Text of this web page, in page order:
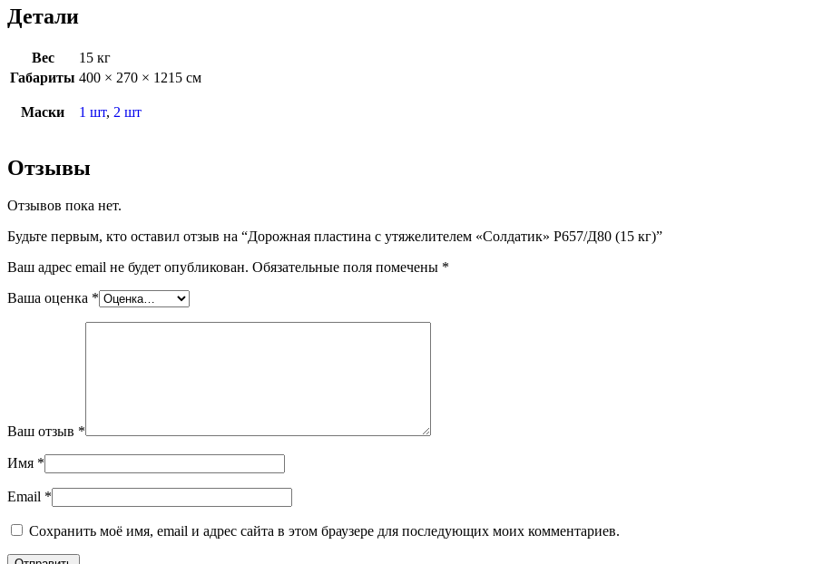
Детали
Вес
15 кг
Габариты 400 × 270 × 1215 см
Маски 1 шт, 2 шт
Отзывы
Отзывов пока нет.
Будьте первым, кто оставил отзыв на “Дорожная пластина с утяжелителем «Солдатик» Р657/Д80 (15 кг)”
Ваш адрес email не будет опубликован. Обязательные поля помечены *
Ваша оценка *
Ваш отзыв *
Имя *
Email *
Сохранить моё имя, email и адрес сайта в этом браузере для последующих моих комментариев.